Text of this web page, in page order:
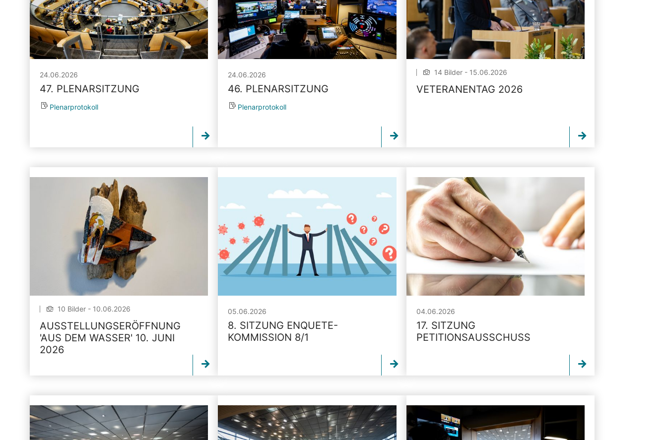
24.06.2026
47. PLENARSITZUNG
Plenarprotokoll
24.06.2026
46. PLENARSITZUNG
Plenarprotokoll
14 Bilder - 15.06.2026
VETERANENTAG 2026
10 Bilder - 10.06.2026
AUSSTELLUNGSERÖFFNUNG
'AUS DEM WASSER' 10. JUNI
2026
05.06.2026
8. SITZUNG ENQUETE-
KOMMISSION 8/1
04.06.2026
17. SITZUNG
PETITIONSAUSSCHUSS